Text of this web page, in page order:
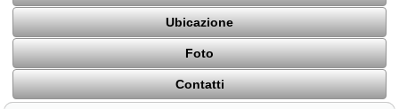
Ubicazione
Foto
Contatti